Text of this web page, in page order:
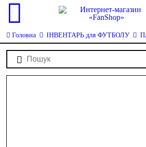
Головна ІНВЕНТАРЬ для ФУТБОЛУ